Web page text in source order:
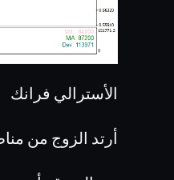
الأسترالي فرانك
أرتد الزوج من